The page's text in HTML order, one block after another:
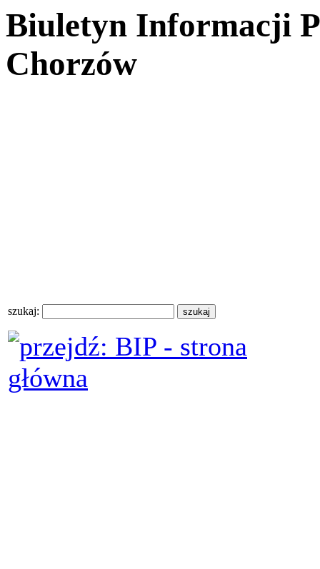
Biuletyn Informacji
Chorzów
szukaj: